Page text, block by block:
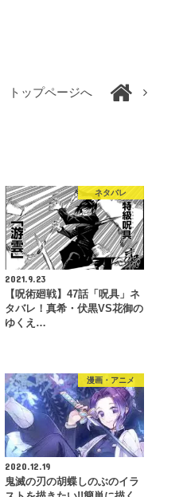
トップページへ
ネタバレ
2021.9.23
【呪術廻戦】47話「呪具」ネ
タバレ！真希・伏黒VS花御の
ゆくえ…
漫画・アニメ
2020.12.19
鬼滅の刃の胡蝶しのぶのイラ